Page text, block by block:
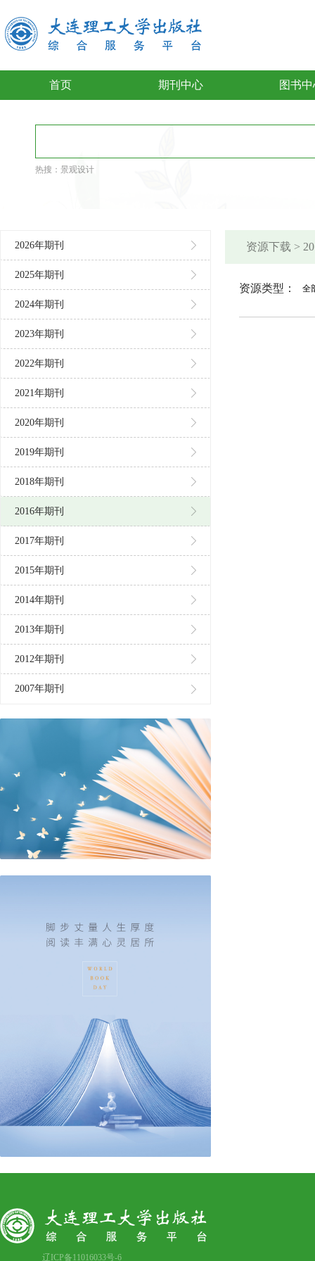
首页 期刊中心 图书中
热搜： 景观设计
2026年期刊
2025年期刊
2024年期刊
2023年期刊
2022年期刊
2021年期刊
2020年期刊
2019年期刊
2018年期刊
2016年期刊
2017年期刊
2015年期刊
2014年期刊
2013年期刊
2012年期刊
2007年期刊
资源下载 >
资源类型： 全
辽ICP备11016033号-6